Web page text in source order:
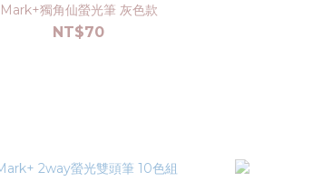
Mark+獨角仙螢光筆 灰色款
NT$70